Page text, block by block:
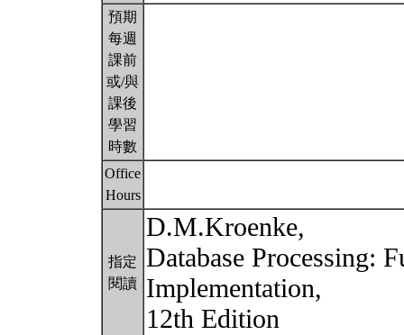
預期
每週
課前
或/與
課後
學習
時數
Office
Hours
指定
閱讀
D.M.Kroenke,
Database Processing:
Implementation,
12th Edition